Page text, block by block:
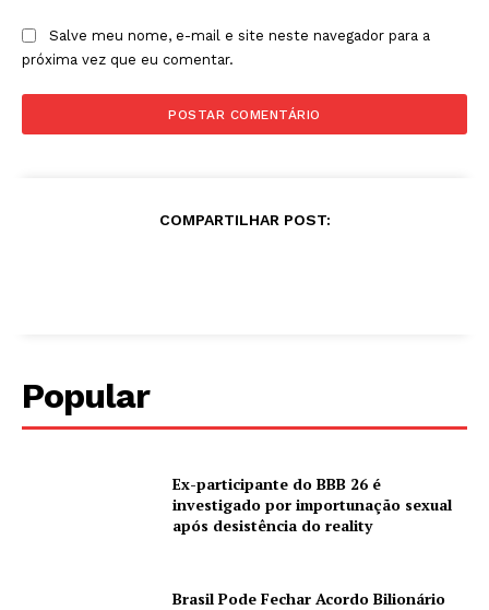
Salve meu nome, e-mail e site neste navegador para a
próxima vez que eu comentar.
COMPARTILHAR POST:
Popular
Ex-participante do BBB 26 é
investigado por importunação sexual
após desistência do reality
Brasil Pode Fechar Acordo Bilionário